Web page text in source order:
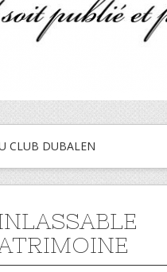
CLUB DUBALEN